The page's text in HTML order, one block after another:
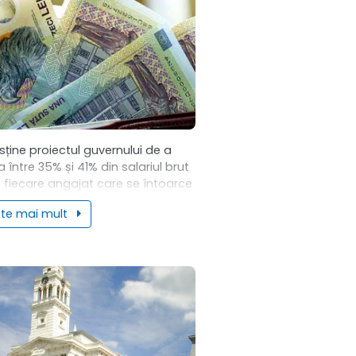
proiectul guvernului de a
între 35% și 41% din salariul brut
fiecare angajat care se întoarce
Deputatul Claudiu Năsui
însă atenția că nu...
mai mult